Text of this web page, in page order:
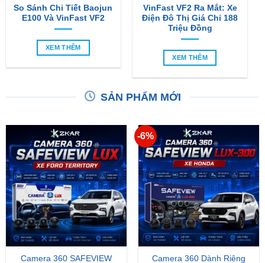
So Sánh Chi Tiết Baojun
E100 Và VinFast VF2
XEM THÊM
VinFast VF2 Ra Mắt: Xe
Điện Đô Thị Giá Chỉ 188
Triệu Đồng
XEM THÊM
SẢN PHẨM MỚI
Camera 360 SAFEVIEW
-6%
Camera 360 Dành Riêng